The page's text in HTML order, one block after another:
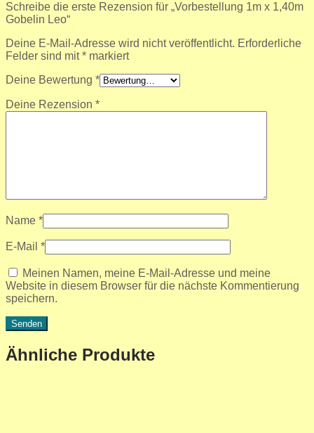
Schreibe die erste Rezension für „Vorbestellung 1m x 1,40m
Gobelin Leo“
Deine E-Mail-Adresse wird nicht veröffentlicht. Erforderliche
Felder sind mit* markiert
Deine Bewertung *
Deine Rezension *
Name *
E-Mail *
Meinen Namen, meine E-Mail-Adresse und meine
Website in diesem Browser für die nächste Kommentierung
speichern.
Ähnliche Produkte